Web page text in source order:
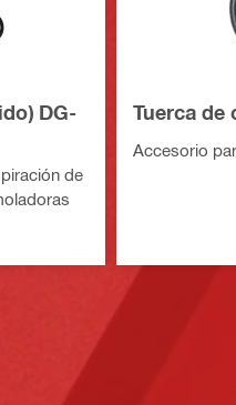
DG-
de
Tuerca de
Accesorio